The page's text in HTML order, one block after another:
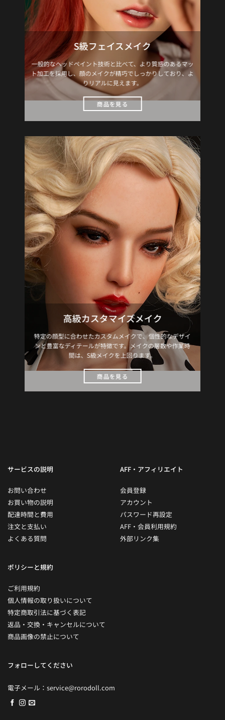
S級フェイスメイク
一般的なヘッドペイント技術と比べて、より質感のあるマッ
ト加工を採用し、顔のメイクが精巧でしっかりしており、よ
りリアルに見えます。
商品を見る
高級カスタマイズメイク
特定の顔型に合わせたカスタムメイクで、個性的なデザイ
ンと豊富なディテールが特徴です。メイクの層数や作業時
間は、S級メイクを上回ります。
商品を見る
サービスの説明
お問い合わせ
お買い物の説明
配達時間と費用
注文と支払い
よくある質問
AFF・アフィリエイト
会員登録
アカウント
パスワード再設定
AFF・会員利用規約
外部リンク集
ポリシーと規約
ご利用規約
個人情報の取り扱いについて
特定商取引法に基づく表記
返品・交換・キャンセルについて
商品画像の禁止について
フォローしてください
電子メール： service@rorodoll.com